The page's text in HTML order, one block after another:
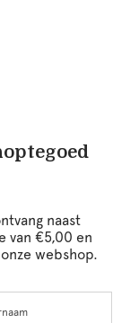
naast
van €5,00 en
webshop.